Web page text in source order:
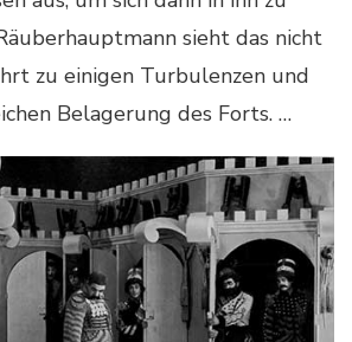
sieht das nicht
zu einigen Turbulenzen und
Belagerung des Forts. …